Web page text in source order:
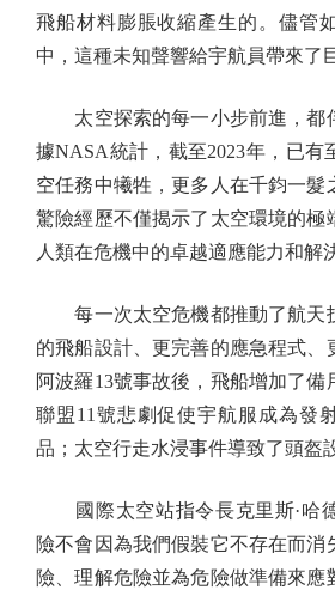
飛船材料膨脹收縮產生的。儘管
中，這種未知聲響給宇航員帶來了
太空探索的每一小步前進，都
據NASA統計，截至2023年，已有
空任務中犧牲，更多人在千鈞一髮
驚險經歷不僅揭示了太空環境的極
人類在危機中的卓越適應能力和解
每一次太空危機都推動了航天
的飛船設計、更完善的應急程式、
阿波羅13號事故後，飛船增加了備
聯盟11號悲劇促使宇航服成為發
品；太空行走水浸事件導致了頭盔
國際太空站指令長克里斯·哈
險不會因為我們假裝它不存在而消
險、理解危險並為危險做準備來應